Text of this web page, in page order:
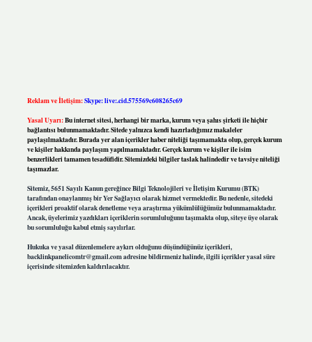
Reklam ve İletişim:Skype: live:.cid.575569c608265c69
Yasal Uyarı:Bu internet sitesi, herhangi bir marka, kurum veya şahıs şirketi ile hiçbir
bağlantısı bulunmamaktadır. Sitede yalnızca kendi hazırladığımız makaleler
paylaşılmaktadır. Burada yer alan içerikler haber niteliği taşımamakta olup, gerçek kurum
ve kişiler hakkında paylaşım yapılmamaktadır. Gerçek kurum ve kişiler ile isim
benzerlikleri tamamen tesadüfidir. Sitemizdeki bilgiler taslak halindedir ve tavsiye niteliği
taşımazlar.
Sitemiz, 5651 Sayılı Kanun gereğince Bilgi Teknolojileri ve İletişim Kurumu (BTK)
tarafından onaylanmış bir Yer Sağlayıcı olarak hizmet vermektedir. Bu nedenle, sitedeki
içerikleri proaktif olarak denetleme veya araştırma yükümlülüğümüz bulunmamaktadır.
Ancak, üyelerimiz yazdıkları içeriklerin sorumluluğunu taşımakta olup, siteye üye olarak
bu sorumluluğu kabul etmiş sayılırlar.
Hukuka ve yasal düzenlemelere aykırı olduğunu düşündüğünüz içerikleri,
backlinkpanelicomtr@gmail.comadresine bildirmeniz halinde, ilgili içerikler yasal süre
içerisinde sitemizden kaldırılacaktır.